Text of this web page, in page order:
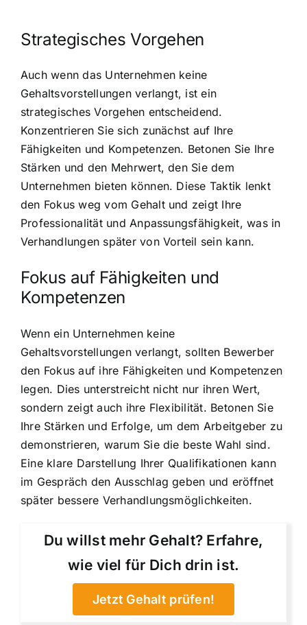
Strategisches Vorgehen
Auch wenn das Unternehmen keine
Gehaltsvorstellungen verlangt, ist ein
strategisches Vorgehen entscheidend.
Konzentrieren Sie sich zunächst auf Ihre
Fähigkeiten und Kompetenzen. Betonen Sie Ihre
Stärken und den Mehrwert, den Sie dem
Unternehmen bieten können. Diese Taktik lenkt
den Fokus weg vom Gehalt und zeigt Ihre
Professionalität und Anpassungsfähigkeit, was in
Verhandlungen später von Vorteil sein kann.
Fokus auf Fähigkeiten und
Kompetenzen
Wenn ein Unternehmen keine
Gehaltsvorstellungen verlangt, sollten Bewerber
den Fokus auf ihre Fähigkeiten und Kompetenzen
legen. Dies unterstreicht nicht nur ihren Wert,
sondern zeigt auch ihre Flexibilität. Betonen Sie
Ihre Stärken und Erfolge, um dem Arbeitgeber zu
demonstrieren, warum Sie die beste Wahl sind.
Eine klare Darstellung Ihrer Qualifikationen kann
im Gespräch den Ausschlag geben und eröffnet
später bessere Verhandlungsmöglichkeiten.
Du willst mehr Gehalt? Erfahre,
wie viel für Dich drin ist.
Jetzt Gehalt prüfen!